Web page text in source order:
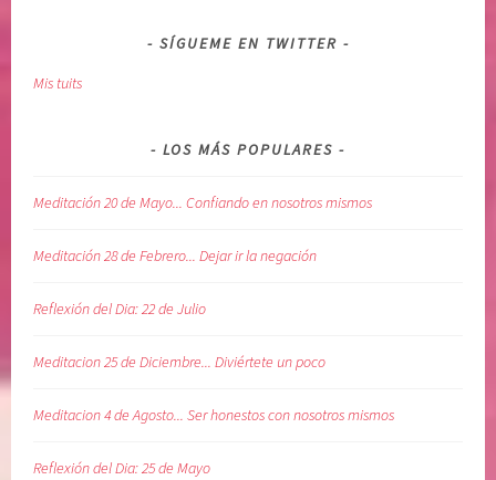
i
o
,
o
u
t
d
SÍGUEME EN TWITTER
Mis tuits
LOS MÁS POPULARES
Meditación 20 de Mayo... Confiando en nosotros mismos
Meditación 28 de Febrero... Dejar ir la negación
Reflexión del Dia: 22 de Julio
Meditacion 25 de Diciembre... Diviértete un poco
Meditacion 4 de Agosto... Ser honestos con nosotros mismos
Reflexión del Dia: 25 de Mayo